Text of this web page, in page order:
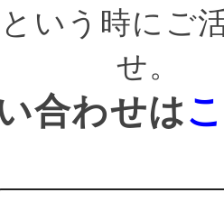
いう時にご
せ。
合わせは